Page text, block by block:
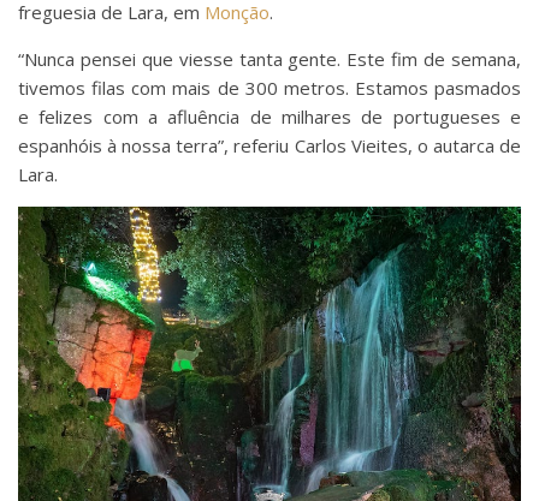
freguesia de Lara, em Monção.
“Nunca pensei que viesse tanta gente. Este fim de semana,
tivemos filas com mais de 300 metros. Estamos pasmados
e felizes com a afluência de milhares de portugueses e
espanhóis à nossa terra”, referiu Carlos Vieites, o autarca de
Lara.